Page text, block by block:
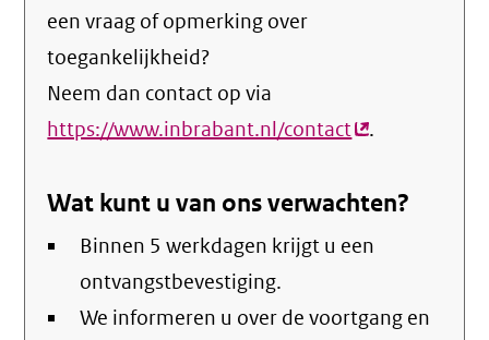
een vraag of opmerking over
toegankelijkheid?
Neem dan contact op via
https://www.inbrabant.nl/contact(externe
.
Wat kunt u van ons verwachten?
Binnen 5 werkdagen krijgt u een
ontvangstbevestiging.
We informeren u over de voortgang en